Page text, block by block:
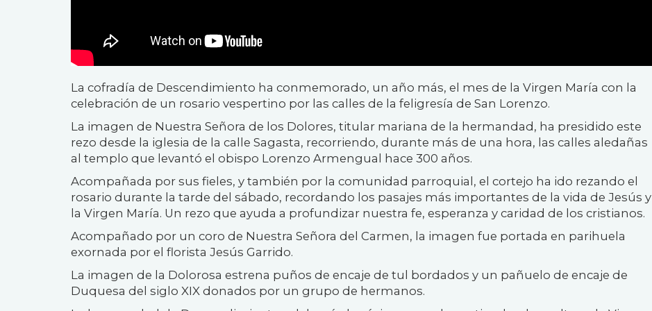
La cofradía de Descendimiento ha conmemorado, un año más, el mes de la Virgen María con la
celebración de un rosario vespertino por las calles de la feligresía de San Lorenzo.
La imagen de Nuestra Señora de los Dolores, titular mariana de la hermandad, ha presidido este
rezo desde la iglesia de la calle Sagasta, recorriendo, durante más de una hora, las calles aledañas
al templo que levantó el obispo Lorenzo Armengual hace 300 años.
Acompañada por sus fieles, y también por la comunidad parroquial, el cortejo ha ido rezando el
rosario durante la tarde del sábado, recordando los pasajes más importantes de la vida de Jesús y
la Virgen María. Un rezo que ayuda a profundizar nuestra fe, esperanza y caridad de los cristianos.
Acompañado por un coro de Nuestra Señora del Carmen, la imagen fue portada en parihuela
exornada por el florista Jesús Garrido.
La imagen de la Dolorosa estrena puños de encaje de tul bordados y un pañuelo de encaje de
Duquesa del siglo XIX donados por un grupo de hermanos.